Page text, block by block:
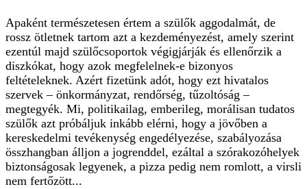
Apaként természetesen értem a szülők aggodalmát, de
rossz ötletnek tartom azt a kezdeményezést, amely szerint
ezentúl majd szülőcsoportok végigjárják és ellenőrzik a
diszkókat, hogy azok megfelelnek-e bizonyos
feltételeknek. Azért fizetünk adót, hogy ezt hivatalos
szervek – önkormányzat, rendőrség, tűzoltóság –
megtegyék. Mi, politikailag, emberileg, morálisan tudatos
szülők azt próbáljuk inkább elérni, hogy a jövőben a
kereskedelmi tevékenység engedélyezése, szabályozása
összhangban álljon a jogrenddel, ezáltal a szórakozóhelyek
biztonságosak legyenek, a pizza pedig nem romlott, a virsli
nem fertőzött...